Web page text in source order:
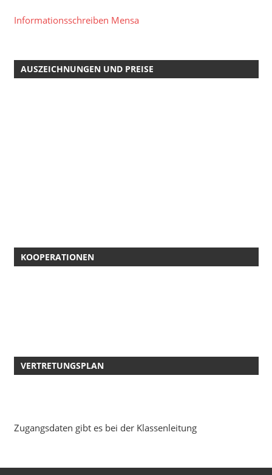
Informationsschreiben Mensa
AUSZEICHNUNGEN UND PREISE
KOOPERATIONEN
VERTRETUNGSPLAN
Zugangsdaten gibt es bei der Klassenleitung